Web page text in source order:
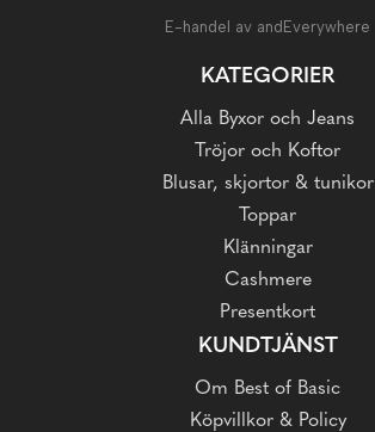
E-handel av andEverywhere
KATEGORIER
Alla Byxor och Jeans
Tröjor och Koftor
Blusar, skjortor & tunikor
Toppar
Klänningar
Cashmere
Presentkort
KUNDTJÄNST
Om Best of Basic
Köpvillkor & Policy